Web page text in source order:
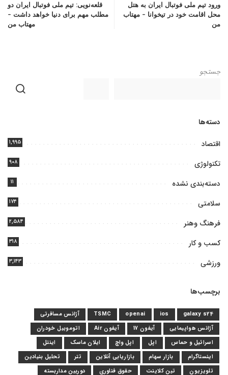
ورود تیم ملی فوتبال ایران به هتل
محل اقامت خود در تیخوانا – مهتاب
من
قلعه‌نویی: تیم ملی فوتبال ایران دو
مطلب مهم برای دنیا خواهد داشت –
مهتاب من
جستجو
دسته‌ها
اقتصاد ۱,۹۹۵
تکنولوژی ۹۰۸
دسته‌بندی نشده ۱۱
سلامتی ۱۷۴
فرهنگ وهنر ۲,۵۸۴
کسب و کار ۳۱۸
ورزشی ۳,۱۴۳
برچسب‌ها
galaxy s24
ios
openai
TSMC
آژانس مسافرتی
آژانس هواپیمایی
آیفون 17 آیفون Air
اتوموبیل خودران
اسرائیل و حماس
اپل اپل واچ ایلان ماسک
اینتل
اینستاگرام
بازار سهام بازاریابی آنلاین تتر
تحلیل بنیادین
تلویزیون
تین کلاینت حقوق فناوری
دوربین مداربسته